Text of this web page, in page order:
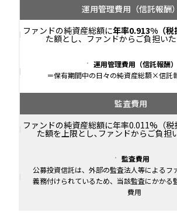
運用管理費用 （信託報酬）
ファンドの純資産総額に年率0.913%（税
た額とし、ファンドからご負担いた
運用管理費用（信託報酬）
＝保有期間中の日々の純資産総額×信託
監査費用
ファンドの純資産総額に年率0.011%（
た額を上限とし､ファンドからご負担
監査費用
公募投資信託は、外部の監査法人等によるフ
義務付けられているため、当該監査にかかる
費用